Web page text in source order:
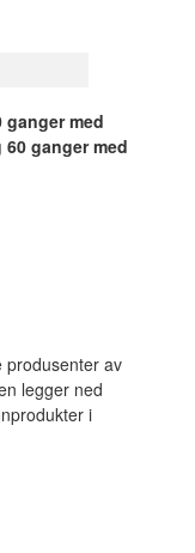
ganger med
ganger med
produsenter av
legger ned
i